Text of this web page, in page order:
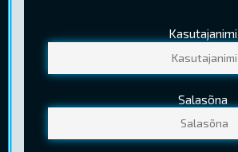
Kasutajanimi
Salasõna
PILETIHINNAD
Tavapilet
Noortepilet